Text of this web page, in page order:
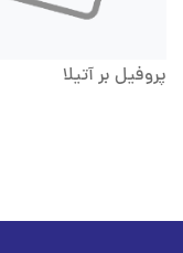
پروفیل بر آتیلا